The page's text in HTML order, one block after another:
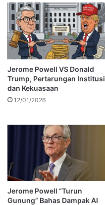
Jerome Powell VS Donald
Trump, Pertarungan Institusi
dan Kekuasaan
12/01/2026
Jerome Powell “Turun
Gunung” Bahas Dampak AI